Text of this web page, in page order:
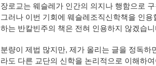
장로교는 웨슬레가 인간의 의지나 행함으로
그러나 이번 기회에 웨슬레조직신학책을 인
하는 반칼빈주의 책은 전혀 인용하지 않겠습
분량이 제법 많지만, 제가 올리는 글을 정독
라도 다른 교단의 신학을 논리적으로 이해하